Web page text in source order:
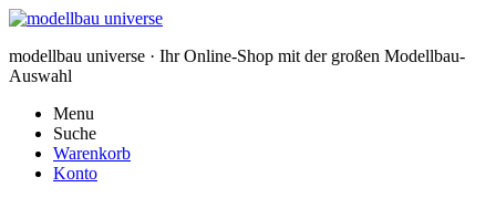
modellbau universe · Ihr Online-Shop mit der großen Modellbau-
Auswahl
Menu
Suche
Warenkorb
Konto